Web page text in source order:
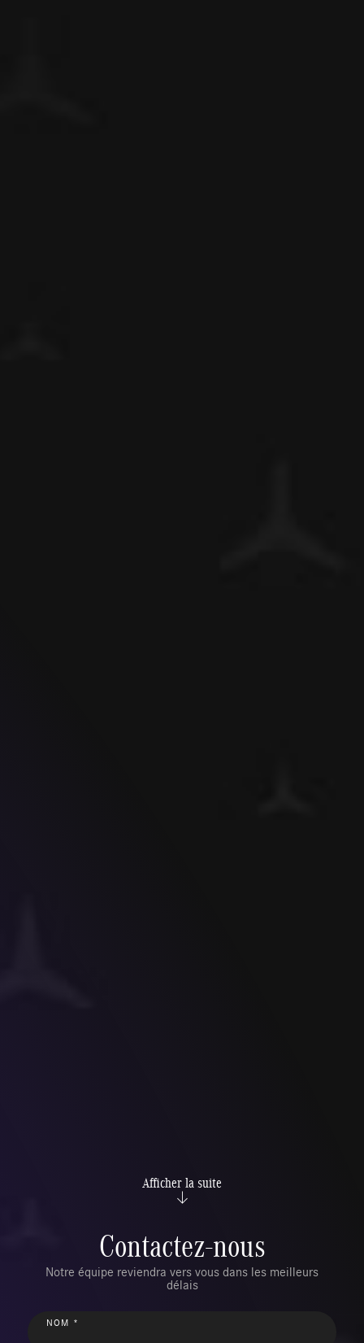
Afficher la suite
Contactez-nous
Notre équipe reviendra vers vous dans les meilleurs
délais
NOM *